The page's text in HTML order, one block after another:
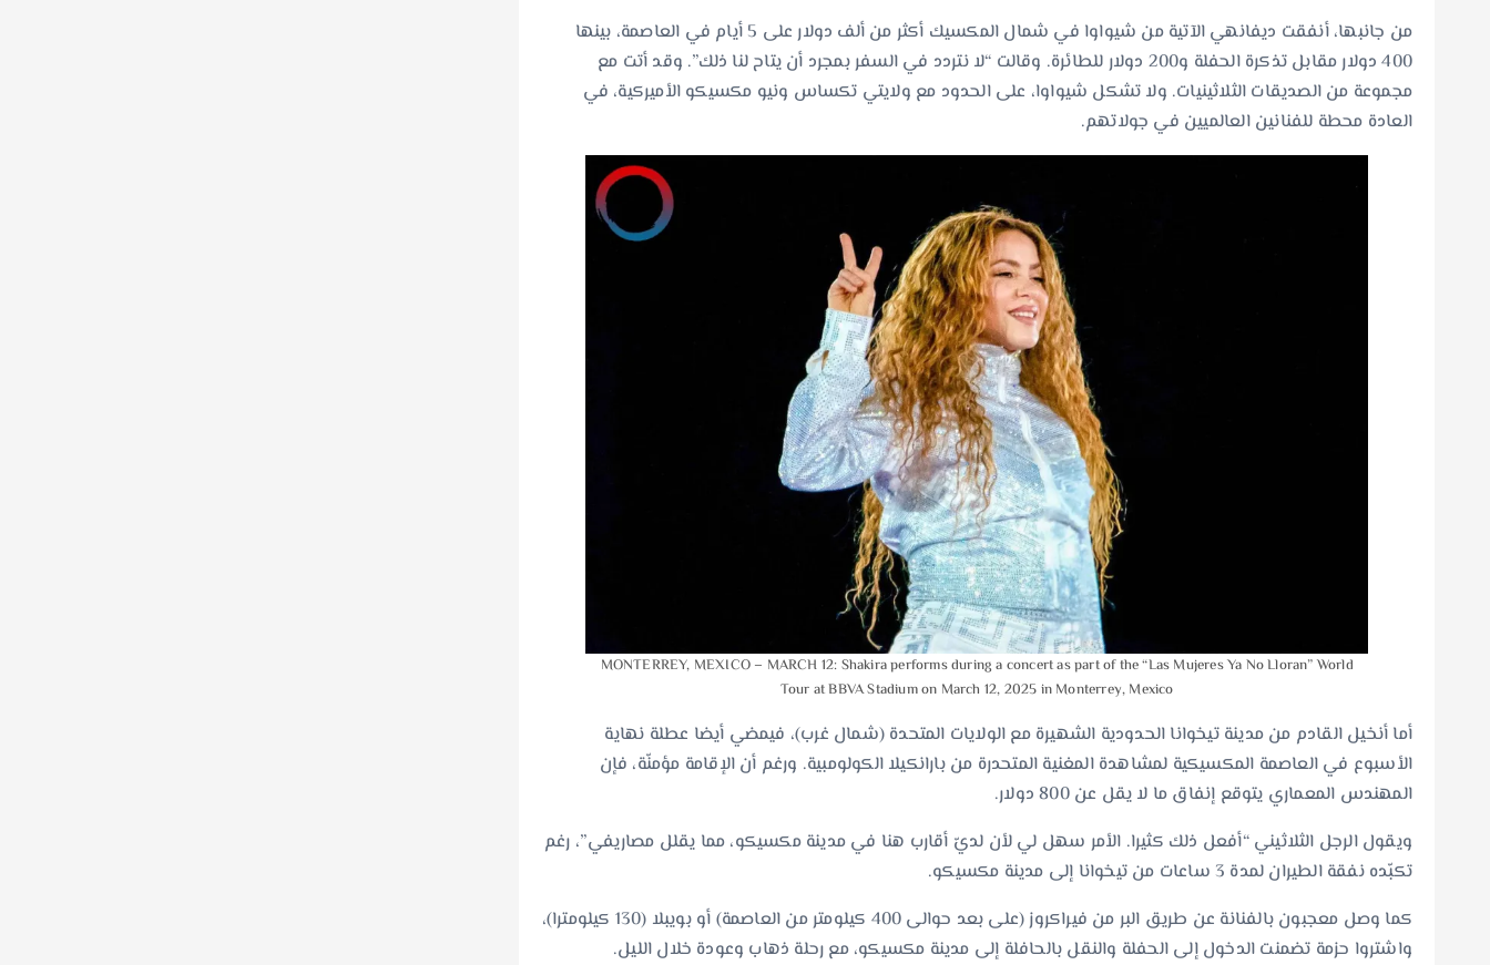
من جانبها، أنفقت ديفانهي الآتية من شيواوا في شمال المكسيك أكثر من ألف دولار على 5 أيام في العاصمة، بينها
400 دولار مقابل تذكرة الحفلة و200 دولار للطائرة. وقالت “لا نتردد في السفر بمجرد أن يتاح لنا ذلك”. وقد أتت مع
مجموعة من الصديقات الثلاثينيات. ولا تشكل شيواوا، على الحدود مع ولايتي تكساس ونيو مكسيكو الأميركية، في
العادة محطة للفنانين العالميين في جولاتهم.
MONTERREY, MEXICO – MARCH 12: Shakira performs during a concert as part of the “Las Mujeres Ya No Lloran” World
Tour at BBVA Stadium on March 12, 2025 in Monterrey, Mexico
أما أنخيل القادم من مدينة تيخوانا الحدودية الشهيرة مع الولايات المتحدة (شمال غرب)، فيمضي أيضا عطلة نهاية
الأسبوع في العاصمة المكسيكية لمشاهدة المغنية المتحدرة من بارانكيلا الكولومبية. ورغم أن الإقامة مؤمنّة، فإن
المهندس المعماري يتوقع إنفاق ما لا يقل عن 800 دولار.
ويقول الرجل الثلاثيني “أفعل ذلك كثيرا. الأمر سهل لي لأن لديّ أقارب هنا في مدينة مكسيكو، مما يقلل مصاريفي”، رغم
تكبّده نفقة الطيران لمدة 3 ساعات من تيخوانا إلى مدينة مكسيكو.
كما وصل معجبون بالفنانة عن طريق البر من فيراكروز (على بعد حوالى 400 كيلومتر من العاصمة) أو بويبلا (130 كيلومترا)،
واشتروا حزمة تضمنت الدخول إلى الحفلة والنقل بالحافلة إلى مدينة مكسيكو، مع رحلة ذهاب وعودة خلال الليل.